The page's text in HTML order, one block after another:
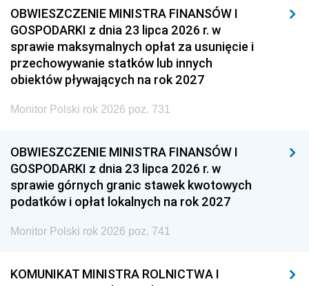
OBWIESZCZENIE MINISTRA FINANSÓW I
GOSPODARKI z dnia 23 lipca 2026 r. w
sprawie maksymalnych opłat za usunięcie i
przechowywanie statków lub innych
obiektów pływających na rok 2027
Monitor Polski rok 2026 poz. 731
OBWIESZCZENIE MINISTRA FINANSÓW I
GOSPODARKI z dnia 23 lipca 2026 r. w
sprawie górnych granic stawek kwotowych
podatków i opłat lokalnych na rok 2027
Monitor Polski rok 2026 poz. 741
KOMUNIKAT MINISTRA ROLNICTWA I